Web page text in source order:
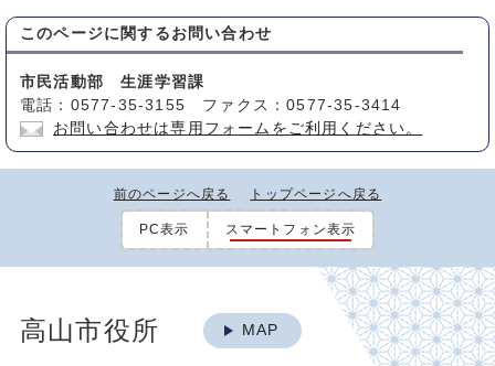
このページに関する お問い合わせ
市民活動部 生涯学習課
電話：0577-35-3155 ファクス：0577-35-3414
お問い合わせは専用フォームをご利用ください。
前のページへ戻る トップページへ戻る
PC表示 スマートフォン表示
高山市役所 MAP